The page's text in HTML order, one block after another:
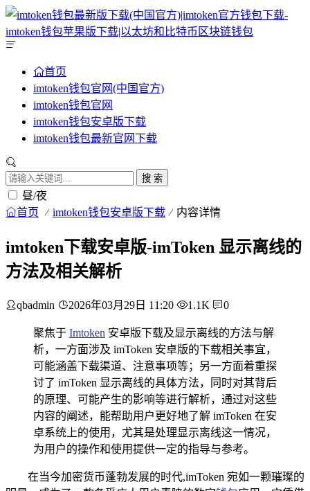
首页
imtoken钱包官网(中国官方)
imtoken钱包官网
imtoken钱包安卓版下载
imtoken钱包最新官网下载
搜 索
昼/夜
首页 imtoken钱包安卓版下载 内容详情
imtoken下载安卓版-imToken 显示离线的
方法及相关解析
qbadmin 2026年03月29日 11:20 1.1K 0
聚焦于 Imtoken 安卓版下载及显示离线的方法与解
析，一方面涉及 imToken 安卓版的下载相关事宜，
可能涵盖下载渠道、注意事项等；另一方面着重探
讨了 imToken 显示离线的具体方法，同时对其背后
的原理、可能产生的影响等进行解析，通过对这些
内容的阐述，能帮助用户更好地了解 imToken 在安
卓系统上的使用，尤其是处理显示离线这一情况，
为用户的操作和使用提供一定的指导与参考。
在当今加密货币蓬勃发展的时代,imToken 宛如一颗璀璨的